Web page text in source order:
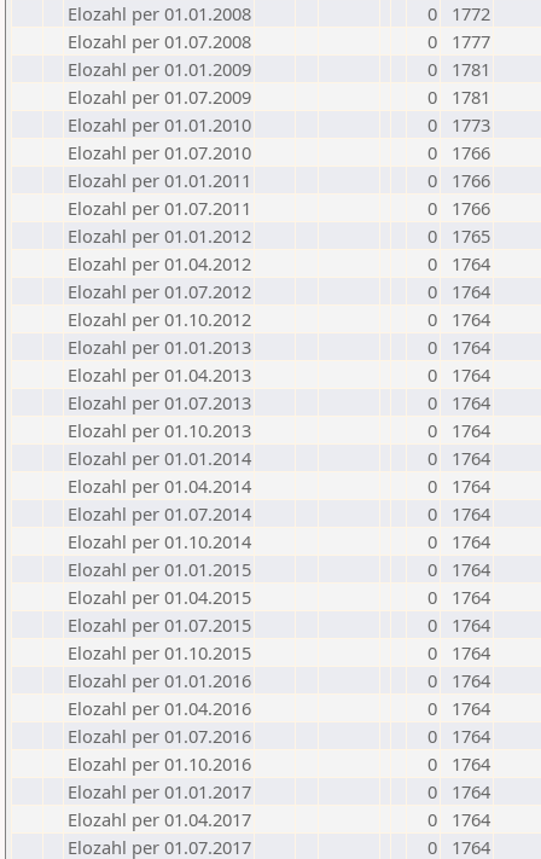
Elozahl per 01.01.2008
0
1772
Elozahl per 01.07.2008
0
1777
Elozahl per 01.01.2009
0
1781
Elozahl per 01.07.2009
0
1781
Elozahl per 01.01.2010
0
1773
Elozahl per 01.07.2010
0
1766
Elozahl per 01.01.2011
0
1766
Elozahl per 01.07.2011
0
1766
Elozahl per 01.01.2012
0
1765
Elozahl per 01.04.2012
0
1764
Elozahl per 01.07.2012
0
1764
Elozahl per 01.10.2012
0
1764
Elozahl per 01.01.2013
0
1764
Elozahl per 01.04.2013
0
1764
Elozahl per 01.07.2013
0
1764
Elozahl per 01.10.2013
0
1764
Elozahl per 01.01.2014
0
1764
Elozahl per 01.04.2014
0
1764
Elozahl per 01.07.2014
0
1764
Elozahl per 01.10.2014
0
1764
Elozahl per 01.01.2015
0
1764
Elozahl per 01.04.2015
0
1764
Elozahl per 01.07.2015
0
1764
Elozahl per 01.10.2015
0
1764
Elozahl per 01.01.2016
0
1764
Elozahl per 01.04.2016
0
1764
Elozahl per 01.07.2016
0
1764
Elozahl per 01.10.2016
0
1764
Elozahl per 01.01.2017
0
1764
Elozahl per 01.04.2017
0
1764
Elozahl per 01.07.2017
0
1764